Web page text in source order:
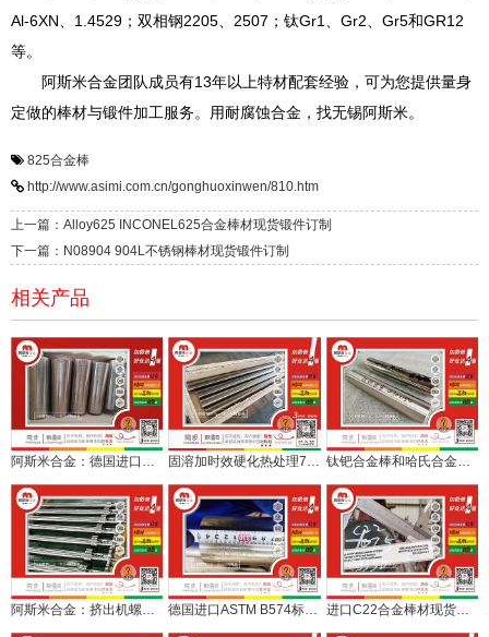
Al-6XN、1.4529；双相钢2205、2507；钛Gr1、Gr2、Gr5和GR12
等。
阿斯米合金团队成员有13年以上特材配套经验，可为您提供量身
定做的棒材与锻件加工服务。用耐腐蚀合金，找无锡阿斯米。
825合金棒
http://www.asimi.com.cn/gonghuoxinwen/810.htm
上一篇：Alloy625 INCONEL625合金棒材现货锻件订制
下一篇：N08904 904L不锈钢棒材现货锻件订制
相关产品
阿斯米合金：德国进口高耐腐蚀C22、C276合金棒受欢迎 固溶加时效硬化热处理718合金棒美美交付 钛钯合金棒和哈氏合金C276棒
进口C22合金棒材现货助力化工泵制造，材质带EN10204.3.1证书